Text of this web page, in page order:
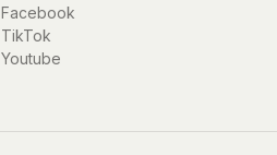
Facebook
TikTok
Youtube